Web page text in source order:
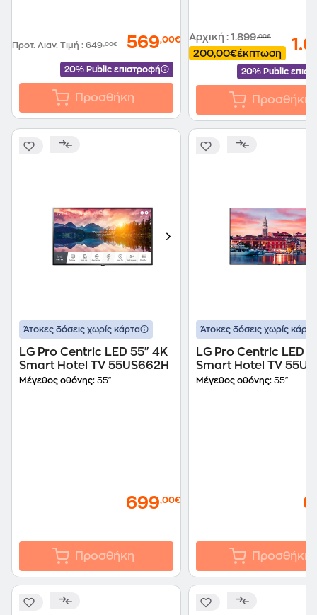
Προτ. Λιαν. Τιμή : 649,00€ 569,00€
20% Public επιστροφή
Προσθήκη
Αρχική : 1.899,00€
200,00€έκπτωση
20% Public
Προσθήκη
Άτοκες δόσεις χωρίς κάρτα
LG Pro Centric LED 55" 4K
Smart Hotel TV 55US662H
Μέγεθος οθόνης: 55"
699,00€
Προσθήκη
Άτοκες δόσεις χωρίς κάρτα
LG Pro Centric LED
Smart Hotel TV
Μέγεθος οθόνης: 55"
Προσθήκη